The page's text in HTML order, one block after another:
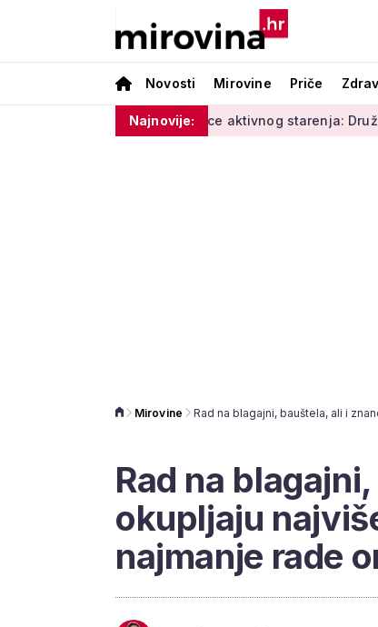
Novosti Mirovine Priče
Najnovije:
Radionice aktivnog starenja: Druženje,
Mirovine
Rad na
okupljaju
najmanje rade